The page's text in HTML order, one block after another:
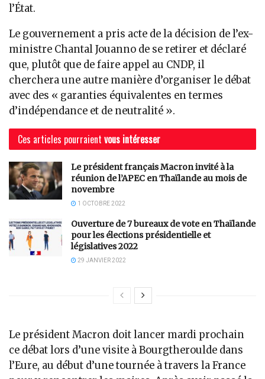
l’État.
Le gouvernement a pris acte de la décision de l’ex-
ministre Chantal Jouanno de se retirer et déclaré
que, plutôt que de faire appel au CNDP, il
cherchera une autre manière d’organiser le débat
avec des « garanties équivalentes en termes
d’indépendance et de neutralité ».
Ces articles pourraient vous intéresser
Le président français Macron invité à la
réunion de l’APEC en Thaïlande au mois de
novembre
1 OCTOBRE 2022
Ouverture de 7 bureaux de vote en Thaïlande
pour les élections présidentielle et
législatives 2022
29 JANVIER 2022
Le président Macron doit lancer mardi prochain
ce débat lors d’une visite à Bourgtheroulde dans
l’Eure, au début d’une tournée à travers la France